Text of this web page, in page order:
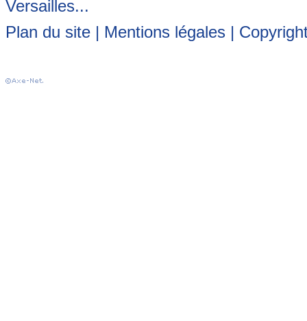
Versailles...
Plan du site | Mentions légales |